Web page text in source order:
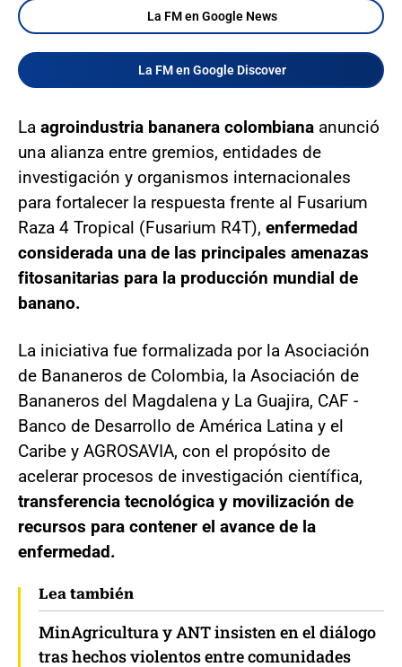
La FM en Google News
La FM en Google Discover
La agroindustria bananera colombiana anunció
una alianza entre gremios, entidades de
investigación y organismos internacionales
para fortalecer la respuesta frente al Fusarium
Raza 4 Tropical (Fusarium R4T), enfermedad
considerada una de las principales amenazas
fitosanitarias para la producción mundial de
banano.
La iniciativa fue formalizada por la Asociación
de Bananeros de Colombia, la Asociación de
Bananeros del Magdalena y La Guajira, CAF -
Banco de Desarrollo de América Latina y el
Caribe y AGROSAVIA, con el propósito de
acelerar procesos de investigación científica,
transferencia tecnológica y movilización de
recursos para contener el avance de la
enfermedad.
Lea también
MinAgricultura y ANT insisten en el diálogo
tras hechos violentos entre comunidades